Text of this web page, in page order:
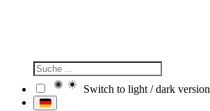
Switch to light / dark version